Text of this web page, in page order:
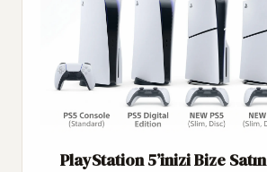
PlayStation 5’inizi Bize Satın